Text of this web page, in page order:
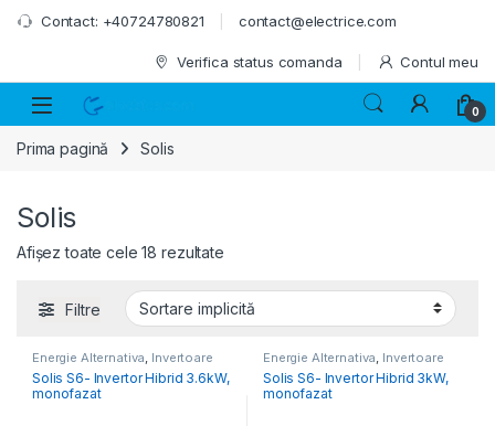
Skip to navigation
Skip to content
Contact: +40724780821 contact@electrice.com
Verifica status comanda Contul meu
0
Prima pagină Solis
Solis
Afișez toate cele 18 rezultate
Filtre
Energie Alternativa Invertoare
Fotovoltaice
Solis S6- Invertor Hibrid 3.6kW,
monofazat
Energie Alternativa Invertoare
Fotovoltaice
Solis S6- Invertor Hibrid 3kW,
monofazat